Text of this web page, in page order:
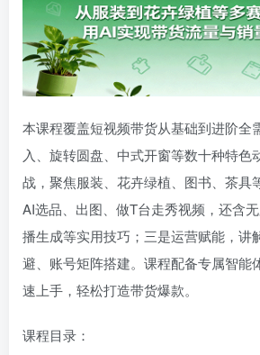
本课程覆盖短视频带货从基础到进阶全
入、旋转圆盘、中式开窗等数十种特色
战，聚焦服装、花卉绿植、图书、茶具
AI选品、出图、做T台走秀视频，还含
播生成等实用技巧；三是运营赋能，讲
避、账号矩阵搭建。课程配备专属智能
速上手，轻松打造带货爆款。
课程目录：